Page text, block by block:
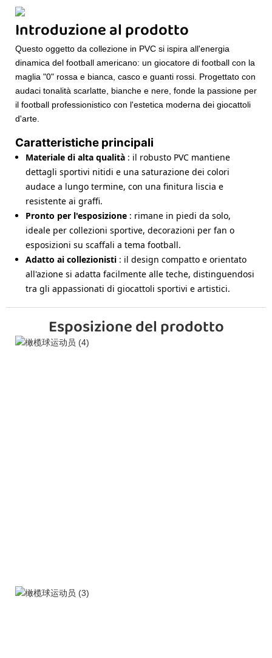
Introduzione al prodotto
Questo oggetto da collezione in PVC si ispira all'energia
dinamica del football americano: un giocatore di football con la
maglia "0" rossa e bianca, casco e guanti rossi. Progettato con
audaci tonalità scarlatte, bianche e nere, fonde la passione per
il football professionistico con l'estetica moderna dei giocattoli
d'arte.
Caratteristiche principali
Materiale di alta qualità: il robusto PVC mantiene
dettagli sportivi nitidi e una saturazione dei colori
audace a lungo termine, con una finitura liscia e
resistente ai graffi.
Pronto per l'esposizione: rimane in piedi da solo,
ideale per collezioni sportive, decorazioni per fan o
esposizioni su scaffali a tema football.
Adatto ai collezionisti: il design compatto e orientato
all'azione si adatta facilmente alle teche, distinguendosi
tra gli appassionati di giocattoli sportivi e artistici.
Esposizione del prodotto